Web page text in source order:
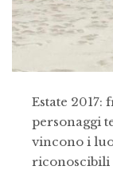
Estate 2017:
personaggi
vincono i
riconoscibili